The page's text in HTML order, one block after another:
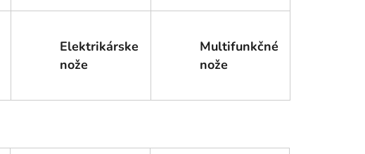
Elektrikárske
nože
Multifunkčné
nože